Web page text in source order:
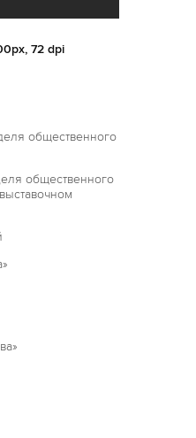
72 dpi
общественного
общественного